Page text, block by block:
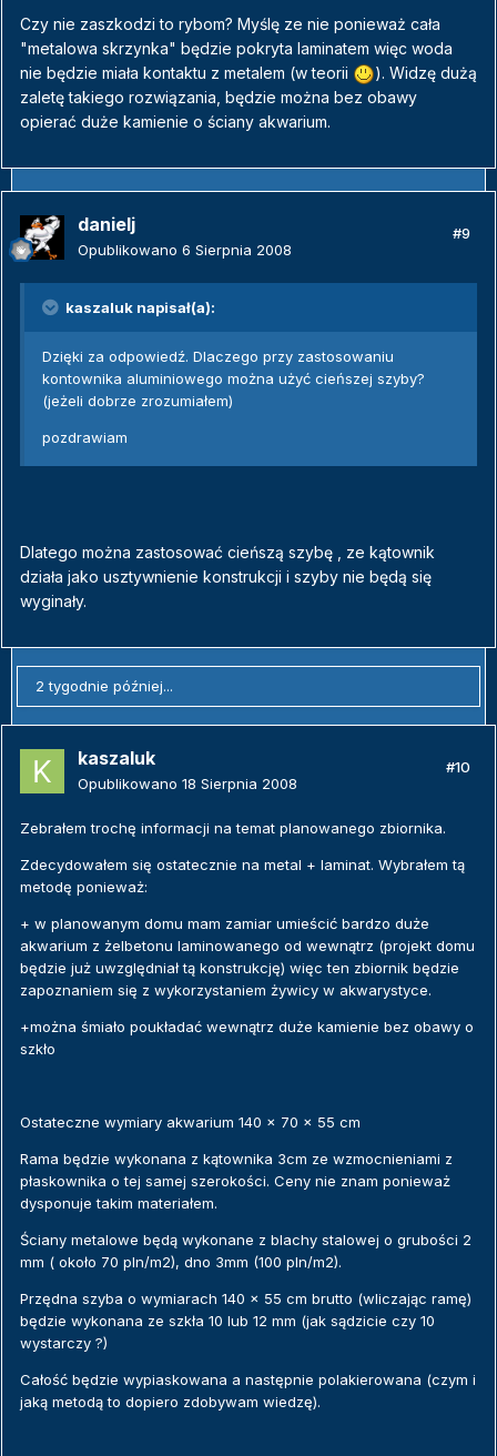
Czy nie zaszkodzi to rybom? Myślę ze nie ponieważ cała
"metalowa skrzynka" będzie pokryta laminatem więc woda
nie będzie miała kontaktu z metalem (w teorii
). Widzę dużą
zaletę takiego rozwiązania, będzie można bez obawy
opierać duże kamienie o ściany akwarium.
danielj
Opublikowano 6 Sierpnia 2008
#9
kaszaluk napisał(a):
Dzięki za odpowiedź. Dlaczego przy zastosowaniu
kontownika aluminiowego można użyć cieńszej szyby?
(jeżeli dobrze zrozumiałem)
pozdrawiam
Dlatego można zastosować cieńszą szybę , ze kątownik
działa jako usztywnienie konstrukcji i szyby nie będą się
wyginały.
2 tygodnie później...
kaszaluk
Opublikowano 18 Sierpnia 2008
#10
Zebrałem trochę informacji na temat planowanego zbiornika.
Zdecydowałem się ostatecznie na metal + laminat. Wybrałem tą
metodę ponieważ:
+ w planowanym domu mam zamiar umieścić bardzo duże
akwarium z żelbetonu laminowanego od wewnątrz (projekt domu
będzie już uwzględniał tą konstrukcję) więc ten zbiornik będzie
zapoznaniem się z wykorzystaniem żywicy w akwarystyce.
+można śmiało poukładać wewnątrz duże kamienie bez obawy o
szkło
Ostateczne wymiary akwarium 140 x 70 x 55 cm
Rama będzie wykonana z kątownika 3cm ze wzmocnieniami z
płaskownika o tej samej szerokości. Ceny nie znam ponieważ
dysponuje takim materiałem.
Ściany metalowe będą wykonane z blachy stalowej o grubości 2
mm ( około 70 pln/m2), dno 3mm (100 pln/m2).
Przędna szyba o wymiarach 140 x 55 cm brutto (wliczając ramę)
będzie wykonana ze szkła 10 lub 12 mm (jak sądzicie czy 10
wystarczy ?)
Całość będzie wypiaskowana a następnie polakierowana (czym i
jaką metodą to dopiero zdobywam wiedzę).